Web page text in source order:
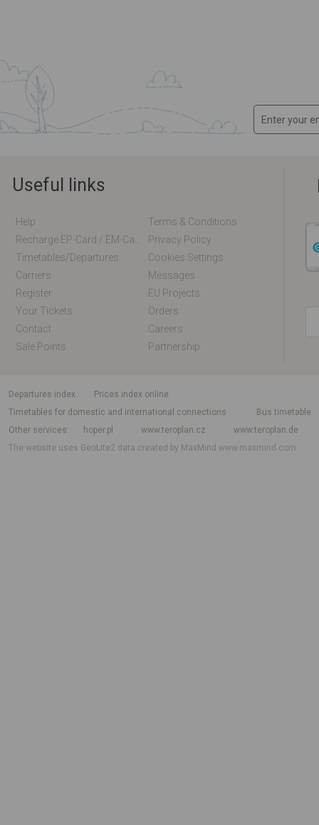
Useful links
Help
Terms & Conditions
Privacy Policy
Timetables/departures
Cookies Settings
Carriers
Messages
Register
EU Projects
Your Tickets
Orders
Contact
Careers
Sale Points
Partnership
departures index
Prices index online
Timetables for domestic and international connections
Bus timetable
Other services
hoper.pl www.teroplan.cz
www.teroplan.de
The website uses GeoLite2 data created by MaxMindwww.maxmind.com